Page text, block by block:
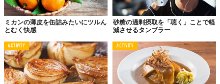
ミカンの薄皮を缶詰みたいにツルん
とむく快感
砂糖の過剰摂取を「聴く」ことで軽
減させるタンブラー
ACTIVITY ACTIVITY